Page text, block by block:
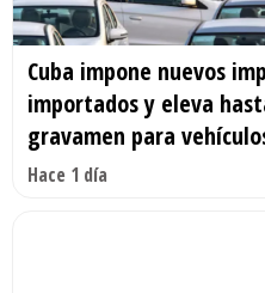
Cuba impone nuevos
importados y eleva
gravamen para
Hace 1 día